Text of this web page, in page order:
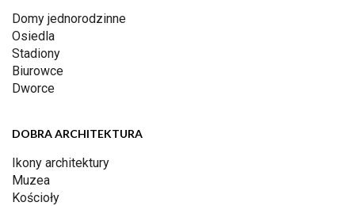
Domy jednorodzinne
Osiedla
Stadiony
Biurowce
Dworce
DOBRA ARCHITEKTURA
Ikony architektury
Muzea
Kościoły